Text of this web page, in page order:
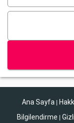
Ana Sayfa |
Bilgilendirme |